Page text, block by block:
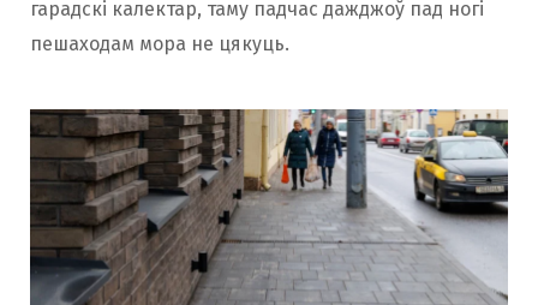
гарадскі калектар, таму падчас дажджоў пад ногі
пешаходам мора не цякуць.